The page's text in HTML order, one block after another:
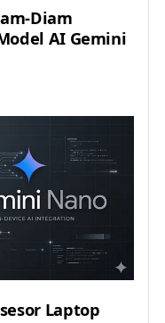
Diam
AI Gemini
Laptop